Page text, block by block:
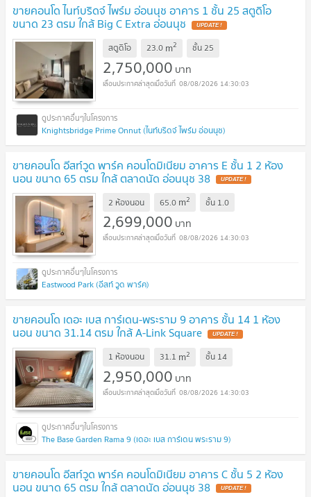
ขายคอนโด ไนท์บริดจ์ ไพร์ม อ่อนนุช อาคาร 1 ชั้น 25 สตูดิโอ
ขนาด 23 ตรม ใกล้ Big C Extra อ่อนนุช UPDATE !
สตูดิโอ 23.0 m2 ชั้น25
2,750,000 บาท
08/08/2026 14:30:03
Knightsbridge Prime Onnut (ไนท์บริดจ์ ไพร์ม อ่อนนุช)
ขายคอนโด อีสท์วูด พาร์ค คอนโดมิเนียม อาคาร E ชั้น 1 2 ห้อง
นอน ขนาด 65 ตรม ใกล้ ตลาดนัด อ่อนนุช 38 UPDATE !
2 ห้องนอน 65.0 m2 ชั้น 1.0
2,699,000 บาท
08/08/2026 14:30:03
Eastwood Park (อีสท์ วูด พาร์ค)
ขายคอนโด เดอะ เบส การ์เดน-พระราม 9 อาคาร ชั้น 14 1 ห้อง
นอน ขนาด 31.14 ตรม ใกล้ A-Link Square UPDATE !
1 ห้องนอน 31.1 m2 ชั้น 14
2,950,000 บาท
08/08/2026 14:30:03
The Base Garden Rama 9 (เดอะ เบส การ์เดน พระราม 9)
ขายคอนโด อีสท์วูด พาร์ค คอนโดมิเนียม อาคาร C ชั้น 5 2 ห้อง
นอน ขนาด 65 ตรม ใกล้ ตลาดนัด อ่อนนุช 38 UPDATE !